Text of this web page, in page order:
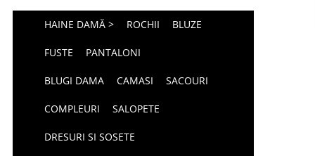
HAINE DAMĂ > ROCHII BLUZE
FUSTE PANTALONI
BLUGI DAMA CAMASI SACOURI
COMPLEURI SALOPETE
DRESURI SI SOSETE